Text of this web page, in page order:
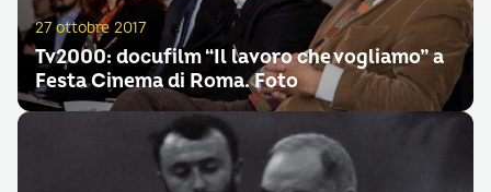
27 ottobre 2017
Tv2000: docufilm “Il lavoro che vogliamo” a
Festa Cinema di Roma. Foto